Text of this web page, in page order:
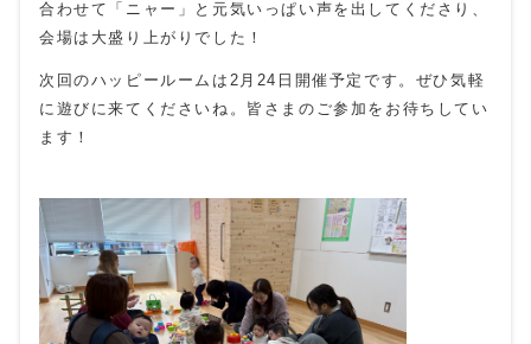
合わせて「ニャー」と元気いっぱい声を出してくださり、
会場は大盛り上がりでした！
次回のハッピールームは2月24日開催予定です。ぜひ気軽
に遊びに来てくださいね。皆さまのご参加をお待ちしてい
ます！